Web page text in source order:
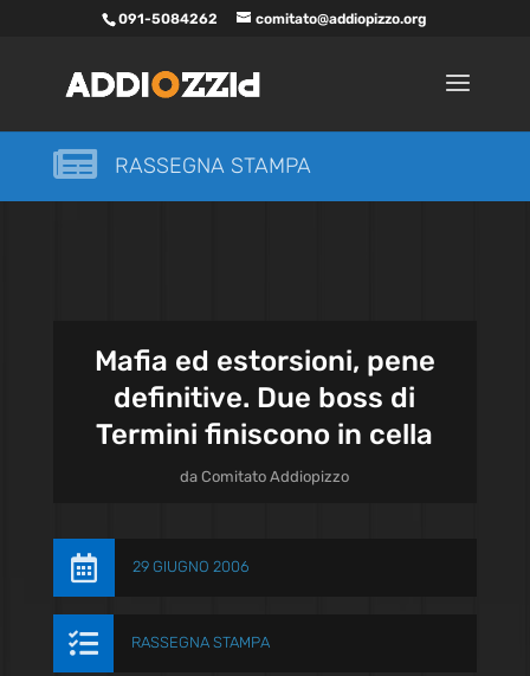
091-5084262 comitato@addiopizzo.org
 RASSEGNA STAMPA
Mafia ed estorsioni, pene
definitive. Due boss di
Termini finiscono in cella
daComitato Addiopizzo
 29 GIUGNO 2006
 RASSEGNA STAMPA